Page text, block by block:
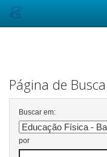
Página de Busca
Buscar em:
por